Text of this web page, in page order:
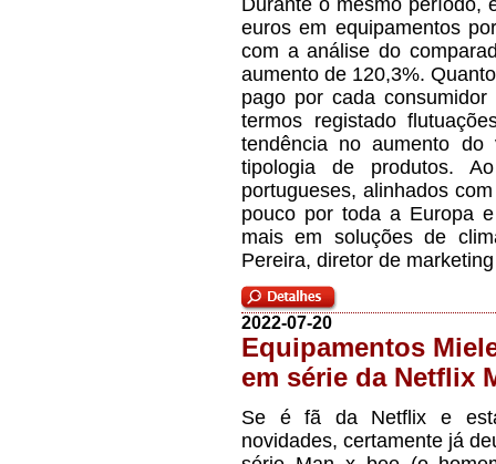
Durante o mesmo período,
euros em equipamentos
com a análise do
aumento de 120,3%.
pago por cada
termos registado
tendência no aumento do
tipologia de produtos.
portugueses, alinhados
pouco por toda a Europa
mais em soluções de
Pereira, diretor de
2022-07-20
Equipamentos
em série da Netflix
Se é fã da Netflix e
novidades, certamente já